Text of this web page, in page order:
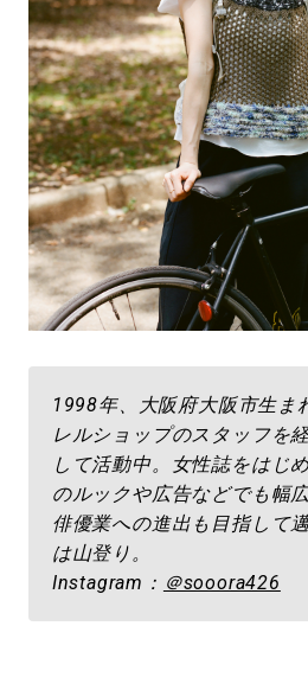
1998年、大阪府大阪市生ま
レルショップのスタッフを
して活動中。女性誌をはじ
のルックや広告などでも幅
俳優業への進出も目指して
は山登り。
Instagram： ＠sooora426